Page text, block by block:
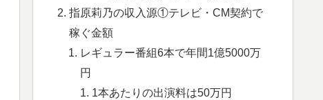
指原莉乃の収入源①テレビ・CM契約で
稼ぐ金額
レギュラー番組6本で年間1億5000万
円
1本あたりの出演料は50万円